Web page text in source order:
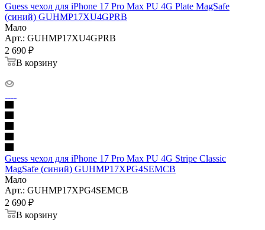
Guess чехол для iPhone 17 Pro Max PU 4G Plate MagSafe
(синий) GUHMP17XU4GPRB
Мало
Арт.: GUHMP17XU4GPRB
2 690 ₽
В корзину
Guess чехол для iPhone 17 Pro Max PU 4G Stripe Classic
MagSafe (синий) GUHMP17XPG4SEMCB
Мало
Арт.: GUHMP17XPG4SEMCB
2 690 ₽
В корзину